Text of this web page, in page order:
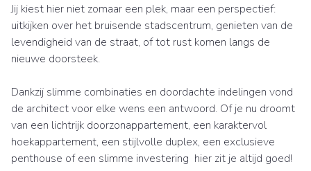
Jij kiest hier niet zomaar een plek, maar een perspectief:
uitkijken over het bruisende stadscentrum, genieten van de
levendigheid van de straat, of tot rust komen langs de
nieuwe doorsteek.
Dankzij slimme combinaties en doordachte indelingen vond
de architect voor elke wens een antwoord. Of je nu droomt
van een lichtrijk doorzonappartement, een karaktervol
hoekappartement, een stijlvolle duplex, een exclusieve
penthouse of een slimme investering hier zit je altijd goed!